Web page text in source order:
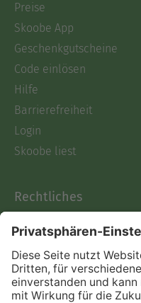
Preise
Skoobe App
Geschenkgutscheine
Code einlösen
Hilfe
Barrierefreiheit
Login
Skoobe liest
Rechtliches
AGB
Informationen nach Data
Act
Verträge hier kündigen